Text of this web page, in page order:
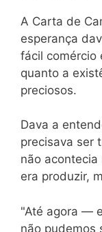
A Carta de
esperança
fácil comércio
quanto a
preciosos.
Dava a
precisava ser
não
era produzir,
"Até agora —
não pudemos